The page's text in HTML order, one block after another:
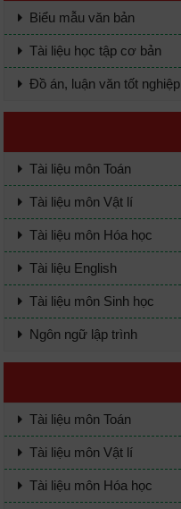
Biểu mẫu văn bản
Tài liệu học tập cơ bản
Đồ án, luận văn tốt nghiệp
Tài liệu môn Toán
Tài liệu môn Vật lí
Tài liệu môn Hóa học
Tài liệu English
Tài liệu môn Sinh học
Ngôn ngữ lập trình
Tài liệu môn Toán
Tài liệu môn Vật lí
Tài liệu môn Hóa học